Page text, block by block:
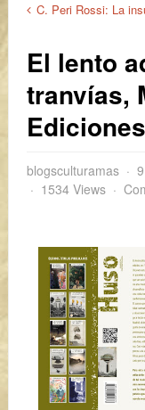
C. Peri Rossi: La
El lento
tranvías,
Ediciones
blogsculturamas
1534 Views